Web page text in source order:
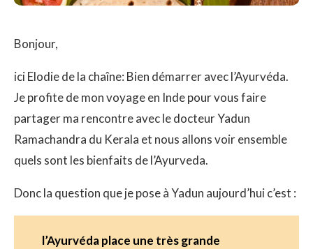
Bonjour,
ici Elodie de la chaîne: Bien démarrer avec l’Ayurvéda.
Je profite de mon voyage en Inde pour vous faire
partager ma rencontre avec le docteur Yadun
Ramachandra du Kerala et nous allons voir ensemble
quels sont les bienfaits de l’Ayurveda.
Donc la question que je pose à Yadun aujourd’hui c’est :
l’Ayurvéda place une très grande